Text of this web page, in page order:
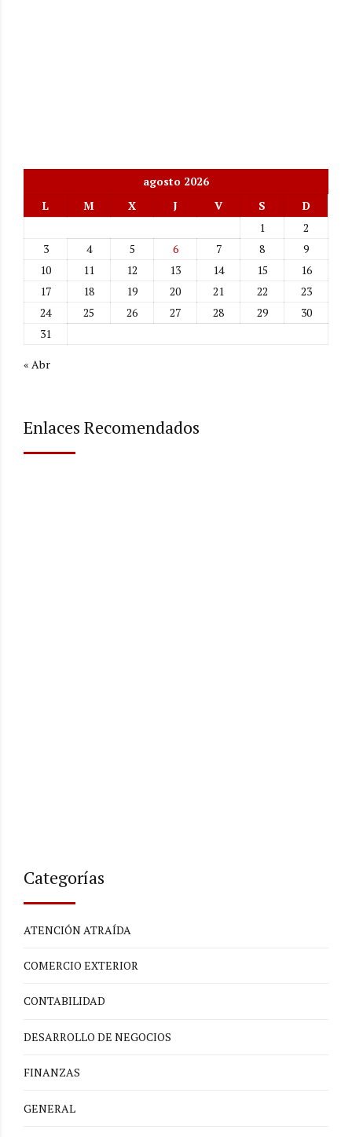
agosto 2026
L
M X J V S
D
1
2
3
4 5 6 7 8
9
10
11 12 13 14 15
16
17
18 19 20 21 22
23
24
25 26 27 28 29
30
31
« Abr
Enlaces Recomendados
Categorías
ATENCIÓN ATRAÍDA
COMERCIO EXTERIOR
CONTABILIDAD
DESARROLLO DE NEGOCIOS
FINANZAS
GENERAL